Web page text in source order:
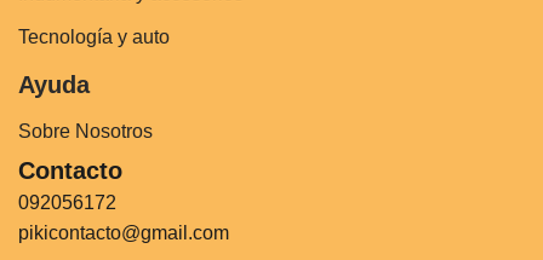
Tecnología y auto
Ayuda
Sobre Nosotros
Contacto
092056172
pikicontacto@gmail.com